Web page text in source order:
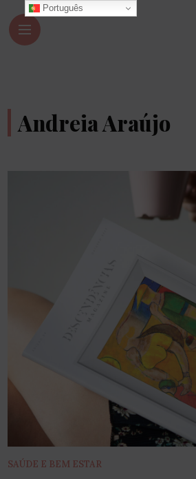
Andreia Araújo
SAÚDE E BEM ESTAR
Português